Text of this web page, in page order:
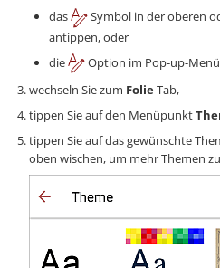
das
Symbol in der oberen
antippen, oder
die
Option im Pop-up-
wechseln Sie zum FolieTab,
tippen Sie auf den Menüpunkt
tippen Sie auf das gewünschte
oben wischen, um mehr Themen